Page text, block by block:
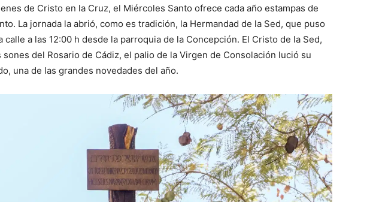
de Cristo en la Cruz, el Miércoles Santo ofrece cada año estampas de
La jornada la abrió, como es tradición, la Hermandad de la Sed, que puso
calle a las 12:00 h desde la parroquia de la Concepción. El Cristo de la Sed,
sones del Rosario de Cádiz, el palio de la Virgen de Consolación lució su
una de las grandes novedades del año.